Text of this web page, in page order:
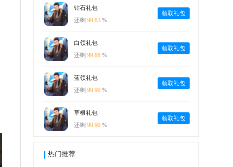
钻石礼包
还剩 99.83 %
领取礼包
白领礼包
还剩 99.88 %
领取礼包
蓝领礼包
还剩 99.90 %
领取礼包
草根礼包
还剩 99.90 %
领取礼包
热门推荐